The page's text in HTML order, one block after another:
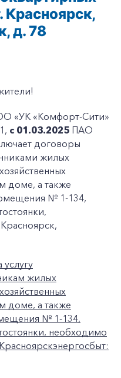
Красноярск,
д. 78
«УК «Комфорт-Сити»
с 01.03.2025 ПАО
договоры
жилых
доме, а также
№ 1-134,
жилых
доме, а также
№ 1-134,
необходимо